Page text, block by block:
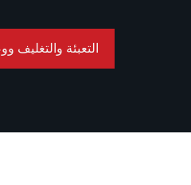
التعبئة والتغليف